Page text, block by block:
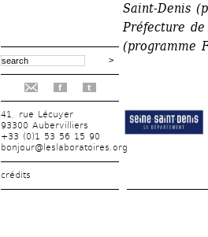
f t
41, rue Lécuyer
93300 Aubervilliers
+33 (0)1 53 56 15 90
bonjour@leslaboratoires.org
crédits
Saint-Denis
Préfecture
(programme